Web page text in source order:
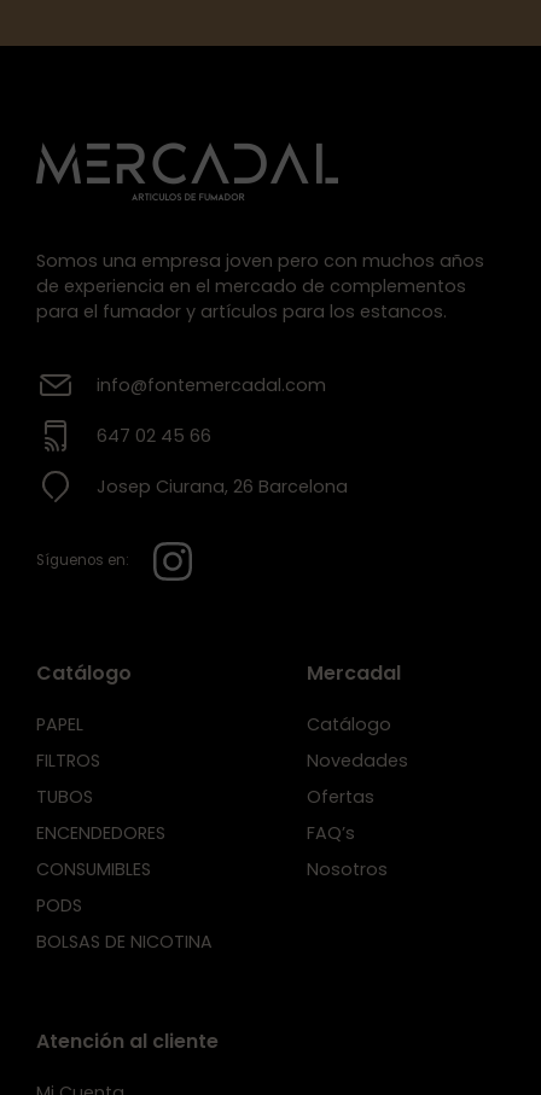
Somos una empresa joven pero con muchos años
de experiencia en el mercado de complementos
para el fumador y artículos para los estancos.
info@fontemercadal.com
647 02 45 66
Josep Ciurana, 26 Barcelona
Síguenos en:
Catálogo
PAPEL
FILTROS
TUBOS
ENCENDEDORES
CONSUMIBLES
PODS
BOLSAS DE NICOTINA
Mercadal
Catálogo
Novedades
Ofertas
FAQ’s
Nosotros
Atención al cliente